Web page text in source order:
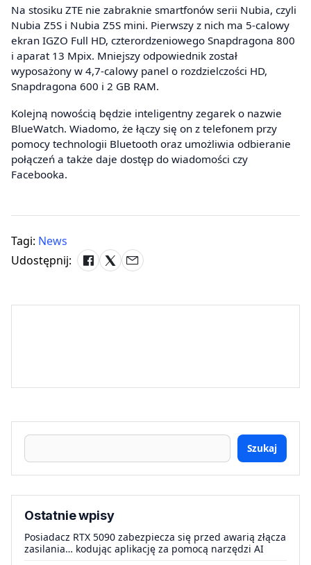
Na stosiku ZTE nie zabraknie smartfonów serii Nubia, czyli
Nubia Z5S i Nubia Z5S mini. Pierwszy z nich ma 5-calowy
ekran IGZO Full HD, czterordzeniowego Snapdragona 800
i aparat 13 Mpix. Mniejszy odpowiednik został
wyposażony w 4,7-calowy panel o rozdzielczości HD,
Snapdragona 600 i 2 GB RAM.
Kolejną nowością będzie inteligentny zegarek o nazwie
BlueWatch. Wiadomo, że łączy się on z telefonem przy
pomocy technologii Bluetooth oraz umożliwia odbieranie
połączeń a także daje dostęp do wiadomości czy
Facebooka.
Tagi: News
Udostępnij:
Szukaj
Ostatnie wpisy
Posiadacz RTX 5090 zabezpiecza się przed awarią złącza
zasilania… kodując aplikację za pomocą narzędzi AI